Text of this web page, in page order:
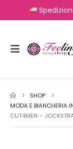
SHOP
MODA E BIANCHERIA
CUT4MEN –